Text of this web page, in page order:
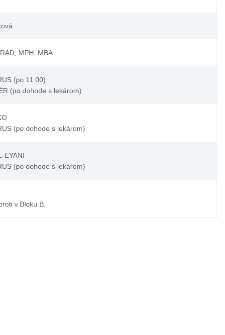
MPH, MBA
(po 11:00)
(po dohode s lekárom)
(po dohode s lekárom)
EYANI
(po dohode s lekárom)
v Bloku B.